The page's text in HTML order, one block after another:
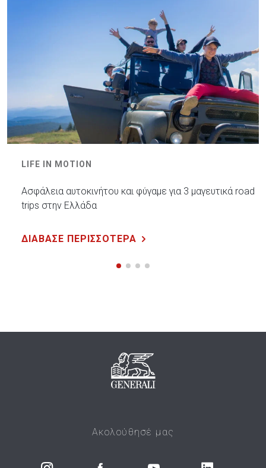
LIFE IN MOTION
Ασφάλεια αυτοκινήτου και φύγαμε για 3 μαγευτικά road
trips στην Ελλάδα
ΔΙΑΒΑΣΕ ΠΕΡΙΣΣΟΤΕΡΑ
Ακολούθησέ μας